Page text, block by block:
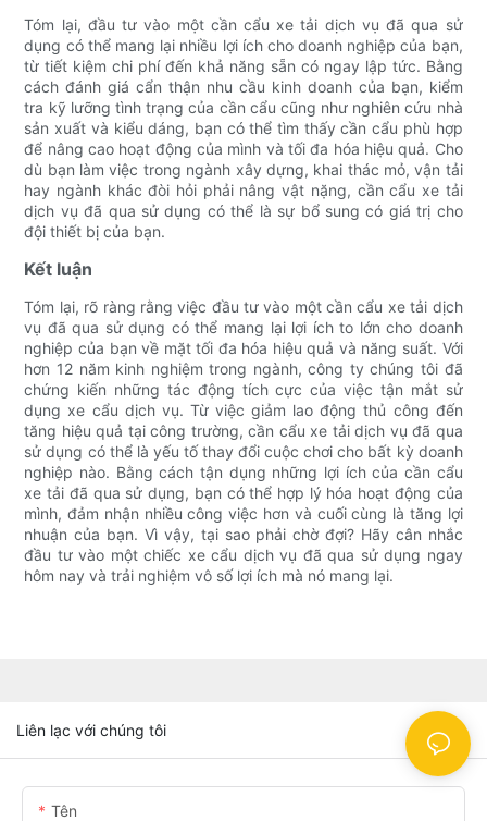
Tóm lại, đầu tư vào một cần cẩu xe tải dịch vụ đã qua sử
dụng có thể mang lại nhiều lợi ích cho doanh nghiệp của bạn,
từ tiết kiệm chi phí đến khả năng sẵn có ngay lập tức. Bằng
cách đánh giá cẩn thận nhu cầu kinh doanh của bạn, kiểm
tra kỹ lưỡng tình trạng của cần cẩu cũng như nghiên cứu nhà
sản xuất và kiểu dáng, bạn có thể tìm thấy cần cẩu phù hợp
để nâng cao hoạt động của mình và tối đa hóa hiệu quả. Cho
dù bạn làm việc trong ngành xây dựng, khai thác mỏ, vận tải
hay ngành khác đòi hỏi phải nâng vật nặng, cần cẩu xe tải
dịch vụ đã qua sử dụng có thể là sự bổ sung có giá trị cho
đội thiết bị của bạn.
Kết luận
Tóm lại, rõ ràng rằng việc đầu tư vào một cần cẩu xe tải dịch
vụ đã qua sử dụng có thể mang lại lợi ích to lớn cho doanh
nghiệp của bạn về mặt tối đa hóa hiệu quả và năng suất. Với
hơn 12 năm kinh nghiệm trong ngành, công ty chúng tôi đã
chứng kiến ​​những tác động tích cực của việc tận mắt sử
dụng xe cẩu dịch vụ. Từ việc giảm lao động thủ công đến
tăng hiệu quả tại công trường, cần cẩu xe tải dịch vụ đã qua
sử dụng có thể là yếu tố thay đổi cuộc chơi cho bất kỳ doanh
nghiệp nào. Bằng cách tận dụng những lợi ích của cần cẩu
xe tải đã qua sử dụng, bạn có thể hợp lý hóa hoạt động của
mình, đảm nhận nhiều công việc hơn và cuối cùng là tăng lợi
nhuận của bạn. Vì vậy, tại sao phải chờ đợi? Hãy cân nhắc
đầu tư vào một chiếc xe cẩu dịch vụ đã qua sử dụng ngay
hôm nay và trải nghiệm vô số lợi ích mà nó mang lại.
Liên lạc với chúng tôi
Tên